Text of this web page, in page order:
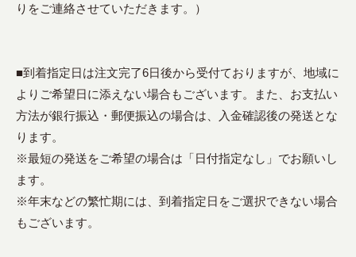
りをご連絡させていただきます。）
■到着指定日は注文完了6日後から受付ておりますが、地域に
よりご希望日に添えない場合もございます。また、お支払い
方法が銀行振込・郵便振込の場合は、入金確認後の発送とな
ります。
※最短の発送をご希望の場合は「日付指定なし」でお願いし
ます。
※年末などの繁忙期には、到着指定日をご選択できない場合
もございます。